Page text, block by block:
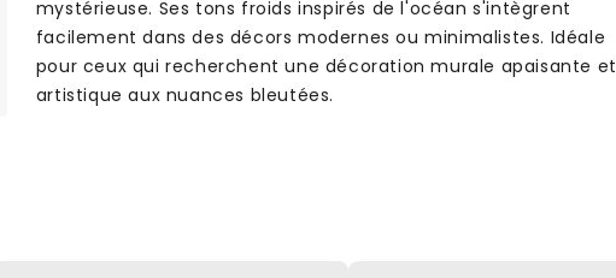
mystérieuse. Ses tons froids inspirés de l'océan s'intègrent
facilement dans des décors modernes ou minimalistes. Idéale
pour ceux qui recherchent une décoration murale apaisante et
artistique aux nuances bleutées.